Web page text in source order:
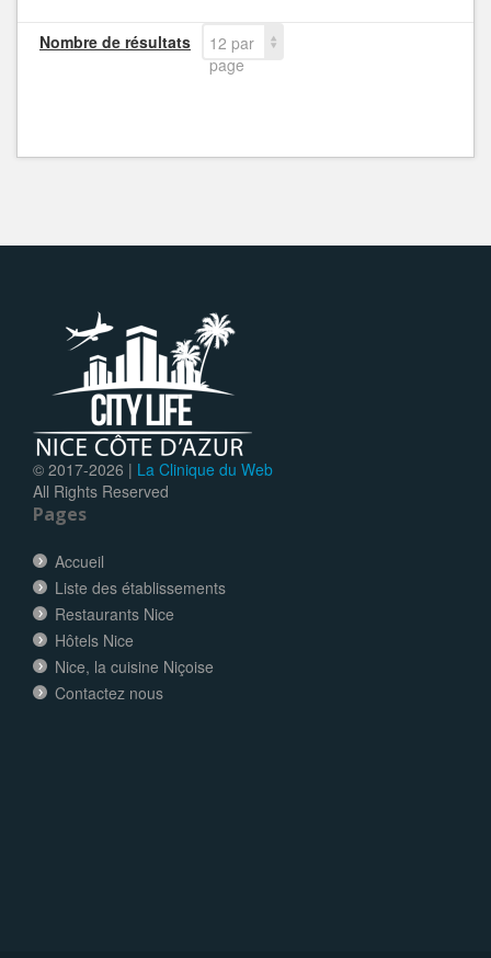
Nombre de résultats
12 par
page
© 2017-2026 | La Clinique du Web
All Rights Reserved
Pages
Accueil
Liste des établissements
Restaurants Nice
Hôtels Nice
Nice, la cuisine Niçoise
Contactez nous